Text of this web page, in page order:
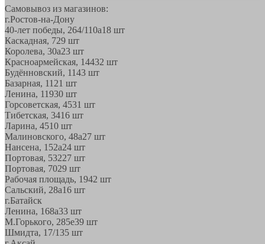
Самовывоз из магазинов:
г.Ростов-на-Дону
40-лет победы, 264/110а18 шт
Каскадная, 729 шт
Королева, 30а23 шт
Красноармейская, 14432 шт
Будённовский, 1143 шт
Базарная, 11 21 шт
Ленина, 11930 шт
Горсоветская, 4531 шт
Тибетская, 3416 шт
Ларина, 4510 шт
Малиновского, 48а27 шт
Нансена, 152а24 шт
Портовая, 53227 шт
Портовая, 7029 шт
Рабочая площадь, 1942 шт
Сальский, 28a16 шт
г.Батайск
Ленина, 168а33 шт
М.Горького, 285е39 шт
Шмидта, 17/135 шт